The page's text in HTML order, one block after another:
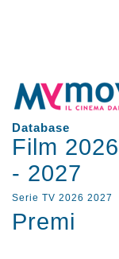
Database
Film 2026
- 2027
Serie TV 2026 2027
Premi